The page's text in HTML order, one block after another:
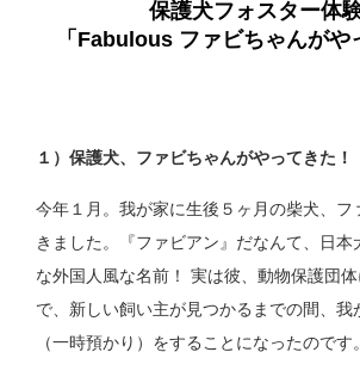
保護犬フォスター体
「Fabulous ファビちゃんがや
１）保護犬、ファビちゃんがやってきた！
今年１月。我が家に生後５ヶ月の柴犬、フ
きました。『ファビアン』だなんて、日本
な外国人風な名前！ 実は彼、動物保護団
で、新しい飼い主が見つかるまでの間、我
（一時預かり）をすることになったのです。